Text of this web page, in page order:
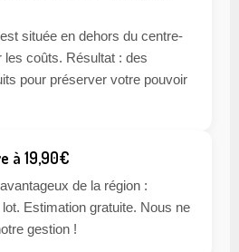
située en dehors du centre-
les coûts. Résultat : des
pour préserver votre pouvoir
à 19,90€
de la région :
Estimation gratuite. Nous ne
gestion !